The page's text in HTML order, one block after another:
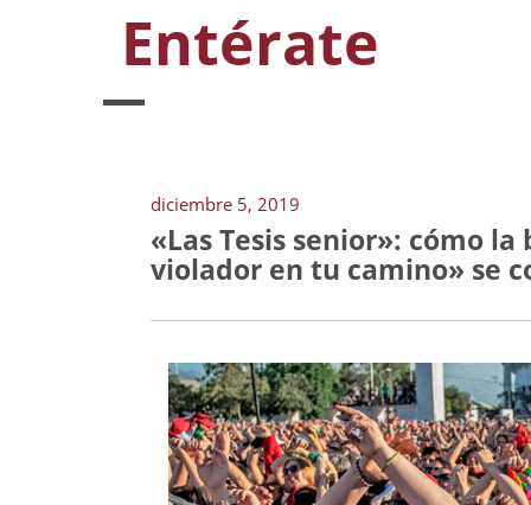
Entérate
diciembre 5, 2019
«Las Tesis senior»: cómo
violador en tu camino» se